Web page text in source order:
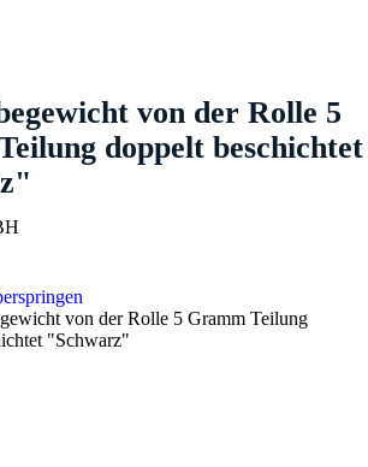
von der Rolle 5
doppelt beschichtet